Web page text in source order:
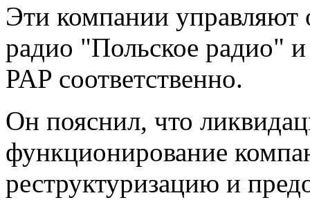
Эти компании
радио "Польское радио"
PAP соответственно.
Он пояснил, что
функционирование
реструктуризацию и